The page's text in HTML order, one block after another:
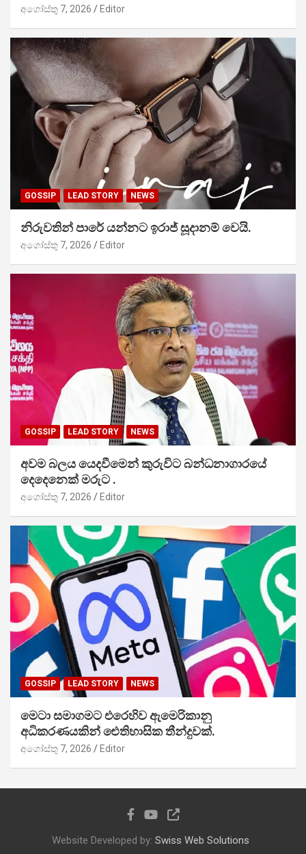
අගෝස්තු 7, 2026 Editor
GOSSIP LEAD STORY NEWS
නිරුවතින් පාරේ යන්නට ඉරාජ් සූදානම් වෙයි.
අගෝස්තු 7, 2026 Editor
GOSSIP LEAD STORY NEWS
අවම බලය යෙදවීමෙන් කුරුවිට බන්ධනාගාරයේ
දෙදෙනෙක් මරුට .
අගෝස්තු 7, 2026 Editor
GOSSIP LEAD STORY NEWS
මෙටා සමාගමට එරෙහිව ඇමෙරිකානු
අධිකරණයකින් ඓතිහාසික තීන්දුවක්.
අගෝස්තු 7, 2026 Editor
Website Developed by: Swiss Web Solutions